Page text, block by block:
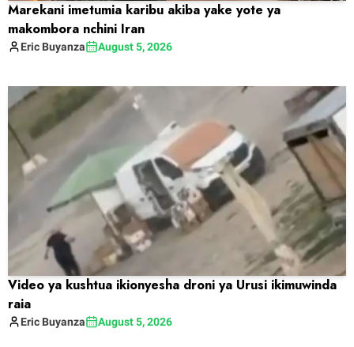
Marekani imetumia karibu akiba yake yote ya
makombora nchini Iran
Eric Buyanza August 5, 2026
Video ya kushtua ikionyesha droni ya Urusi ikimuwinda
raia
Eric Buyanza August 5, 2026